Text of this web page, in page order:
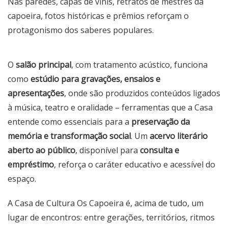
capoeira, fotos históricas e prêmios reforçam o
protagonismo dos saberes populares.
O salão principal, com tratamento acústico, funciona
como estúdio para gravações, ensaios e
apresentações, onde são produzidos conteúdos ligados
à música, teatro e oralidade – ferramentas que a Casa
entende como essenciais para a preservação da
memória e transformação social. Um acervo literário
aberto ao público, disponível para consulta e
empréstimo, reforça o caráter educativo e acessível do
espaço.
A Casa de Cultura Os Capoeira é, acima de tudo, um
lugar de encontros: entre gerações, territórios, ritmos